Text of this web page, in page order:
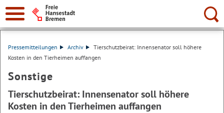
Suche:
Pressemitteilungen Archiv
Tierschutzbeirat: Innensenator soll höhere
Kosten in den Tierheimen auffangen
Sonstige
Tierschutzbeirat: Innensenator soll höhere
Kosten in den Tierheimen auffangen